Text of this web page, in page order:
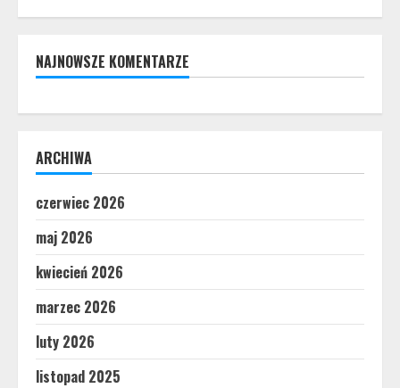
NAJNOWSZE KOMENTARZE
ARCHIWA
czerwiec 2026
maj 2026
kwiecień 2026
marzec 2026
luty 2026
listopad 2025